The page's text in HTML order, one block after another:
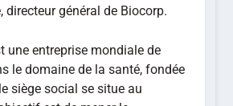
directeur général de Biocorp.
une entreprise mondiale de
le domaine de la santé, fondée
siège social se situe au